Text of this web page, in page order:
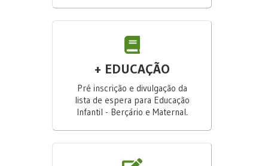
+ EDUCAÇÃO
Pré inscrição e divulgação da
lista de espera para Educação
Infantil - Berçário e Maternal.